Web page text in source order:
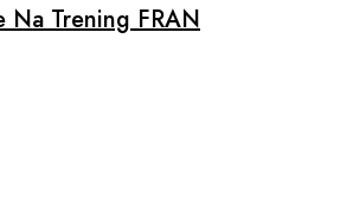
Na Trening FRAN